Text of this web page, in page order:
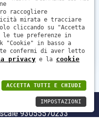
93055570233
raccogliere
mirata e tracciare
cliccando su "Accetta
tue preferenze in
"Cookie" in basso a
confermi di aver letto
privacy e la cookie
ACCETTA TUTTI E CHIUDI
IMPOSTAZIONI